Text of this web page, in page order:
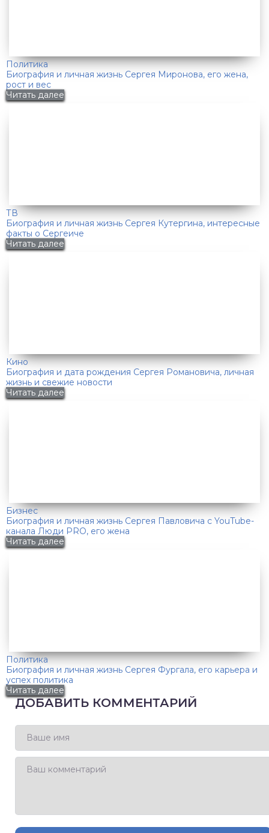
Политика
Биография и личная жизнь Сергея Миронова, его жена,
рост и вес
Читать далее
ТВ
Биография и личная жизнь Сергея Кутергина, интересные
факты о Сергеиче
Читать далее
Кино
Биография и дата рождения Сергея Романовича, личная
жизнь и свежие новости
Читать далее
Бизнес
Биография и личная жизнь Сергея Павловича с YouTube-
канала Люди PRO, его жена
Читать далее
Политика
Биография и личная жизнь Сергея Фургала, его карьера и
успех политика
Читать далее
ДОБАВИТЬ КОММЕНТАРИЙ